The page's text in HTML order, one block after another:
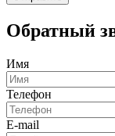
Обратный
Имя
Телефон
E-mail